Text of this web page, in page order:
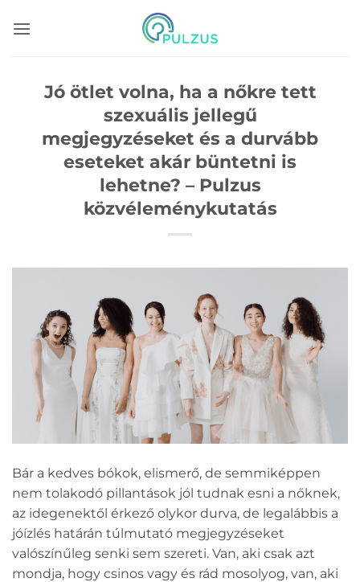
Jó ötlet volna, ha a nőkre tett
szexuális jellegű
megjegyzéseket és a durvább
eseteket akár büntetni is
lehetne? – Pulzus
közvéleménykutatás
Bár a kedves bókok, elismerő, de semmiképpen
nem tolakodó pillantások jól tudnak esni a nőknek,
az idegenektől érkező olykor durva, de legalábbis a
jóízlés határán túlmutató megjegyzéseket
valószínűleg senki sem szereti. Van, aki csak azt
mondja, hogy csinos vagy és rád mosolyog, van, aki